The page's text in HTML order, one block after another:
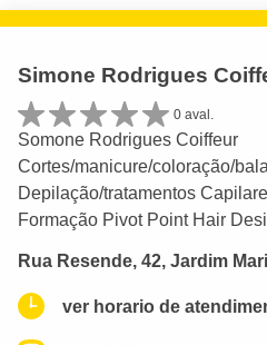
Simone Rodrigues
0 aval.
Somone Rodrigues Coiffeur
Cortes/manicure/coloração/
Depilação/tratamentos
Formação Pivot Point Hair
Rua Resende, 42, Jardim
ver horario de